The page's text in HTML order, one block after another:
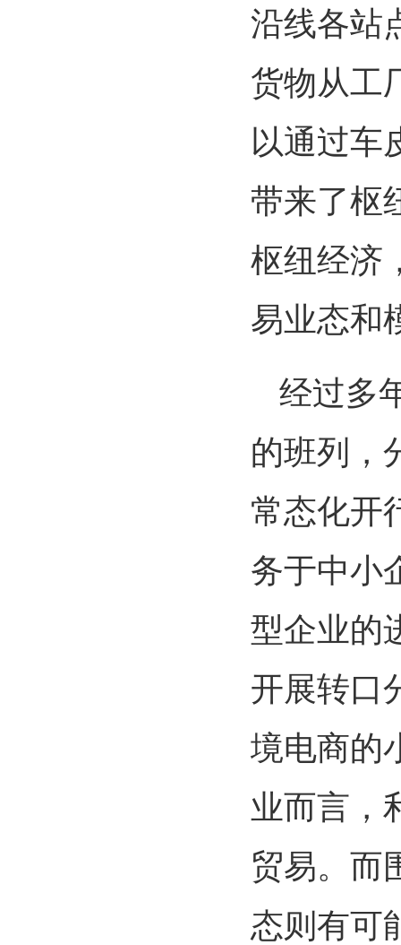
沿线各站
货物从工
以通过车
带来了枢
枢纽经济
易业态和
经过多
的班列，
常态化开
务于中小
型企业的
开展转口
境电商的
业而言，
贸易。而
态则有可